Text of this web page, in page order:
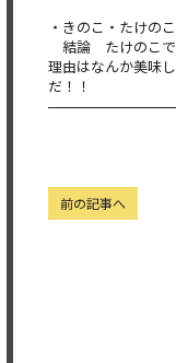
・きのこ・たけの
結論 たけのこで
理由はなんか美味
だ！！
前の記事へ